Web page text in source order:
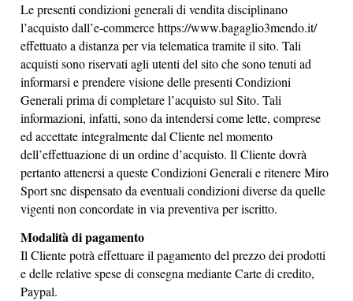
Le presenti condizioni generali di vendita disciplinano
l’acquisto dall’e-commerce https://www.bagaglio3mendo.it/
effettuato a distanza per via telematica tramite il sito. Tali
acquisti sono riservati agli utenti del sito che sono tenuti ad
informarsi e prendere visione delle presenti Condizioni
Generali prima di completare l’acquisto sul Sito. Tali
informazioni, infatti, sono da intendersi come lette, comprese
ed accettate integralmente dal Cliente nel momento
dell’effettuazione di un ordine d’acquisto. Il Cliente dovrà
pertanto attenersi a queste Condizioni Generali e ritenere Miro
Sport snc dispensato da eventuali condizioni diverse da quelle
vigenti non concordate in via preventiva per iscritto.
Modalità di pagamento
Il Cliente potrà effettuare il pagamento del prezzo dei prodotti
e delle relative spese di consegna mediante Carte di credito,
Paypal.